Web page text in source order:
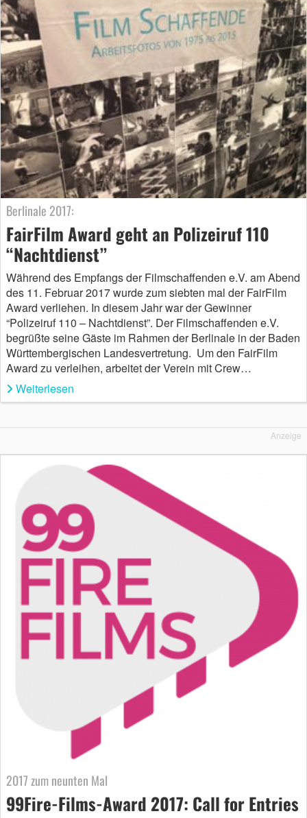
Berlinale 2017:
FairFilm Award geht an Polizeiruf 110
“Nachtdienst”
Während des Empfangs der Filmschaffenden e.V. am Abend
des 11. Februar 2017 wurde zum siebten mal der FairFilm
Award verliehen. In diesem Jahr war der Gewinner
“Polizeiruf 110 – Nachtdienst”. Der Filmschaffenden e.V.
begrüßte seine Gäste im Rahmen der Berlinale in der Baden
Württembergischen Landesvertretung. Um den FairFilm
Award zu verleihen, arbeitet der Verein mit Crew…
Weiterlesen
Anzeige
2017 zum neunten Mal
99Fire-Films-Award 2017: Call for Entries